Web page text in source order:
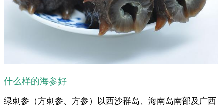
什么样的海参好
绿刺参（方刺参、方参）以西沙群岛、海南岛南部及广西